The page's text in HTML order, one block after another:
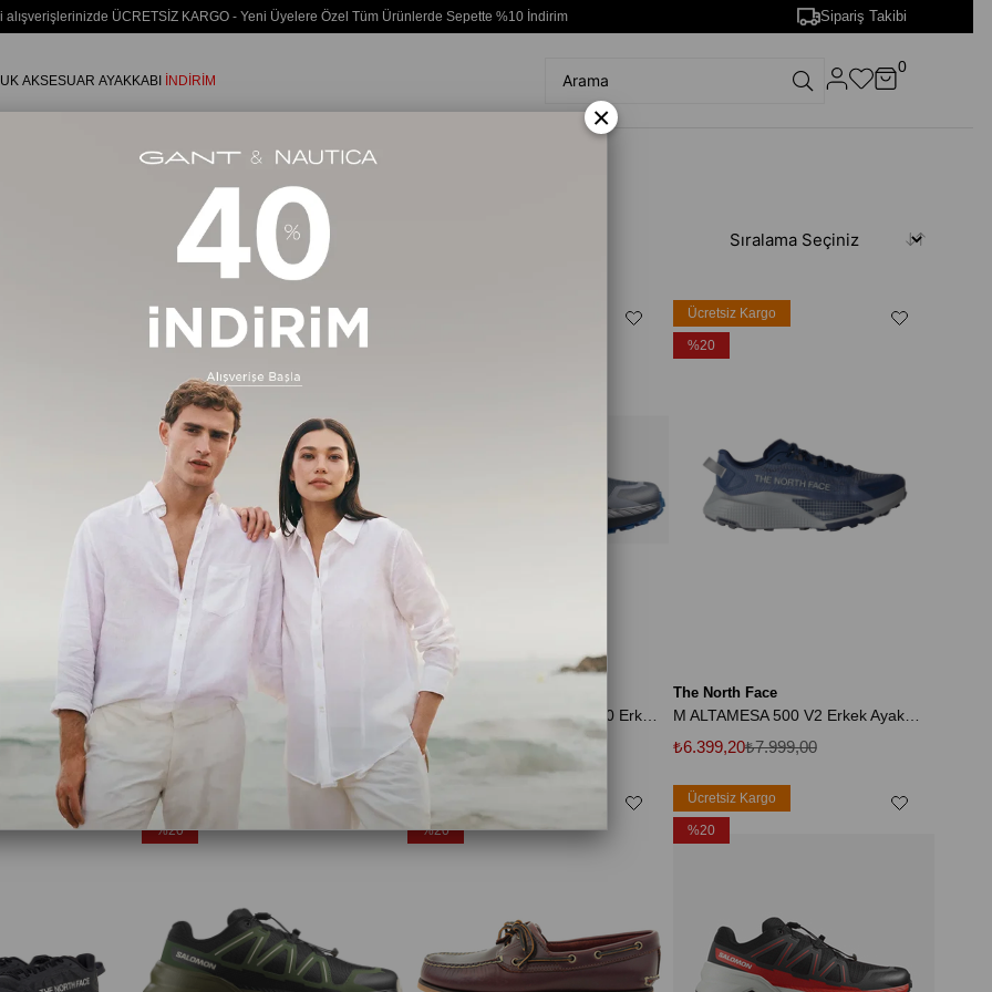
alışverişlerinizde ÜCRETSİZ KARGO - Yeni Üyelere Özel Tüm Ürünlerde Sepette %10 İndirim Sipariş Takibi
AKSESUAR AYAKKABI İNDİRİM
0
AYAKKABI Outdoor Ayakkabı
Salomon
Ücretsiz Kargo
Yeni Ürün
Salomon
Speedcross Peak L47514500 Erkek Spor Ayakkabı LACİVERT
₺6.399,99 ₺7.999,99
The North Face
M ALTAMESA 500 V2 Erkek Ayakkabısı NF0A8DAJF2Z1 47
₺6.399,20₺7.999,00
Ücretsiz Kargo
%20
Ücretsiz Kargo
%20 %20
Ücretsiz Kargo
%20
×